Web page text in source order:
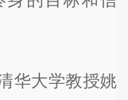
大学教授姚